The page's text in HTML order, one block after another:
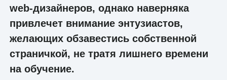
web-дизайнеров, однако наверняка
привлечет внимание энтузиастов,
желающих обзавестись собственной
страничкой, не тратя лишнего времени
на обучение.